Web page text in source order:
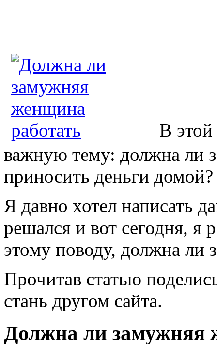
В этой
важную тему: должна ли
приносить деньги домой?
Я давно хотел написать
решался и вот сегодня, я
этому поводу, должна ли
Прочитав статью
стань другом сайта.
Должна ли замужняя